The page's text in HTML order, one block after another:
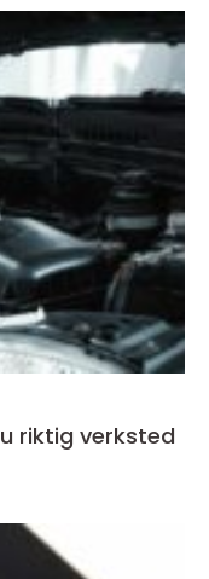
riktig verksted